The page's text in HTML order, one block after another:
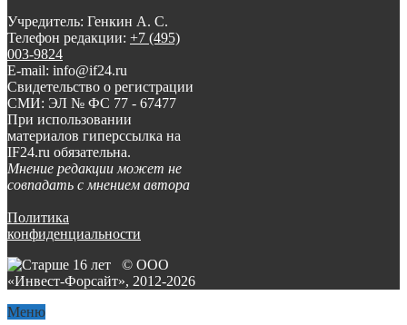
Учредитель: Генкин А. С.
Телефон редакции: +7 (495)
003-9824
E-mail: info@if24.ru
Свидетельство о регистрации
СМИ: ЭЛ № ФС 77 - 67477
При использовании
материалов гиперссылка на
IF24.ru обязательна.
Мнение редакции может не
совпадать с мнением автора
Политика
конфиденциальности
© ООО
«Инвест-Форсайт», 2012-2026
Меню